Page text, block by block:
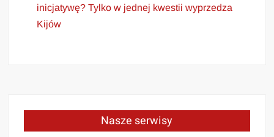
inicjatywę? Tylko w jednej kwestii wyprzedza
Kijów
Nasze serwisy